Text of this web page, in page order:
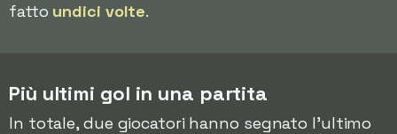
fatto undici volte.
Più ultimi gol in una partita
In totale, due giocatori hanno segnato l'ultimo